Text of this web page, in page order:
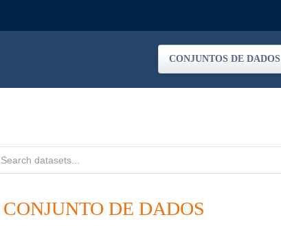
CONJUNTOS DE DADOS
CONJUNTO DE DADOS